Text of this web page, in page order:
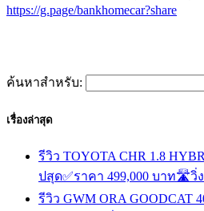
https://g.page/bankhomecar?share
ค้นหาสำหรับ:
เรื่องล่าสุด
รีวิว TOYOTA CHR 1.8
ปสุด✅ราคา 499,000 บาท🛣️วิ่
รีวิว GWM ORA GOODCAT